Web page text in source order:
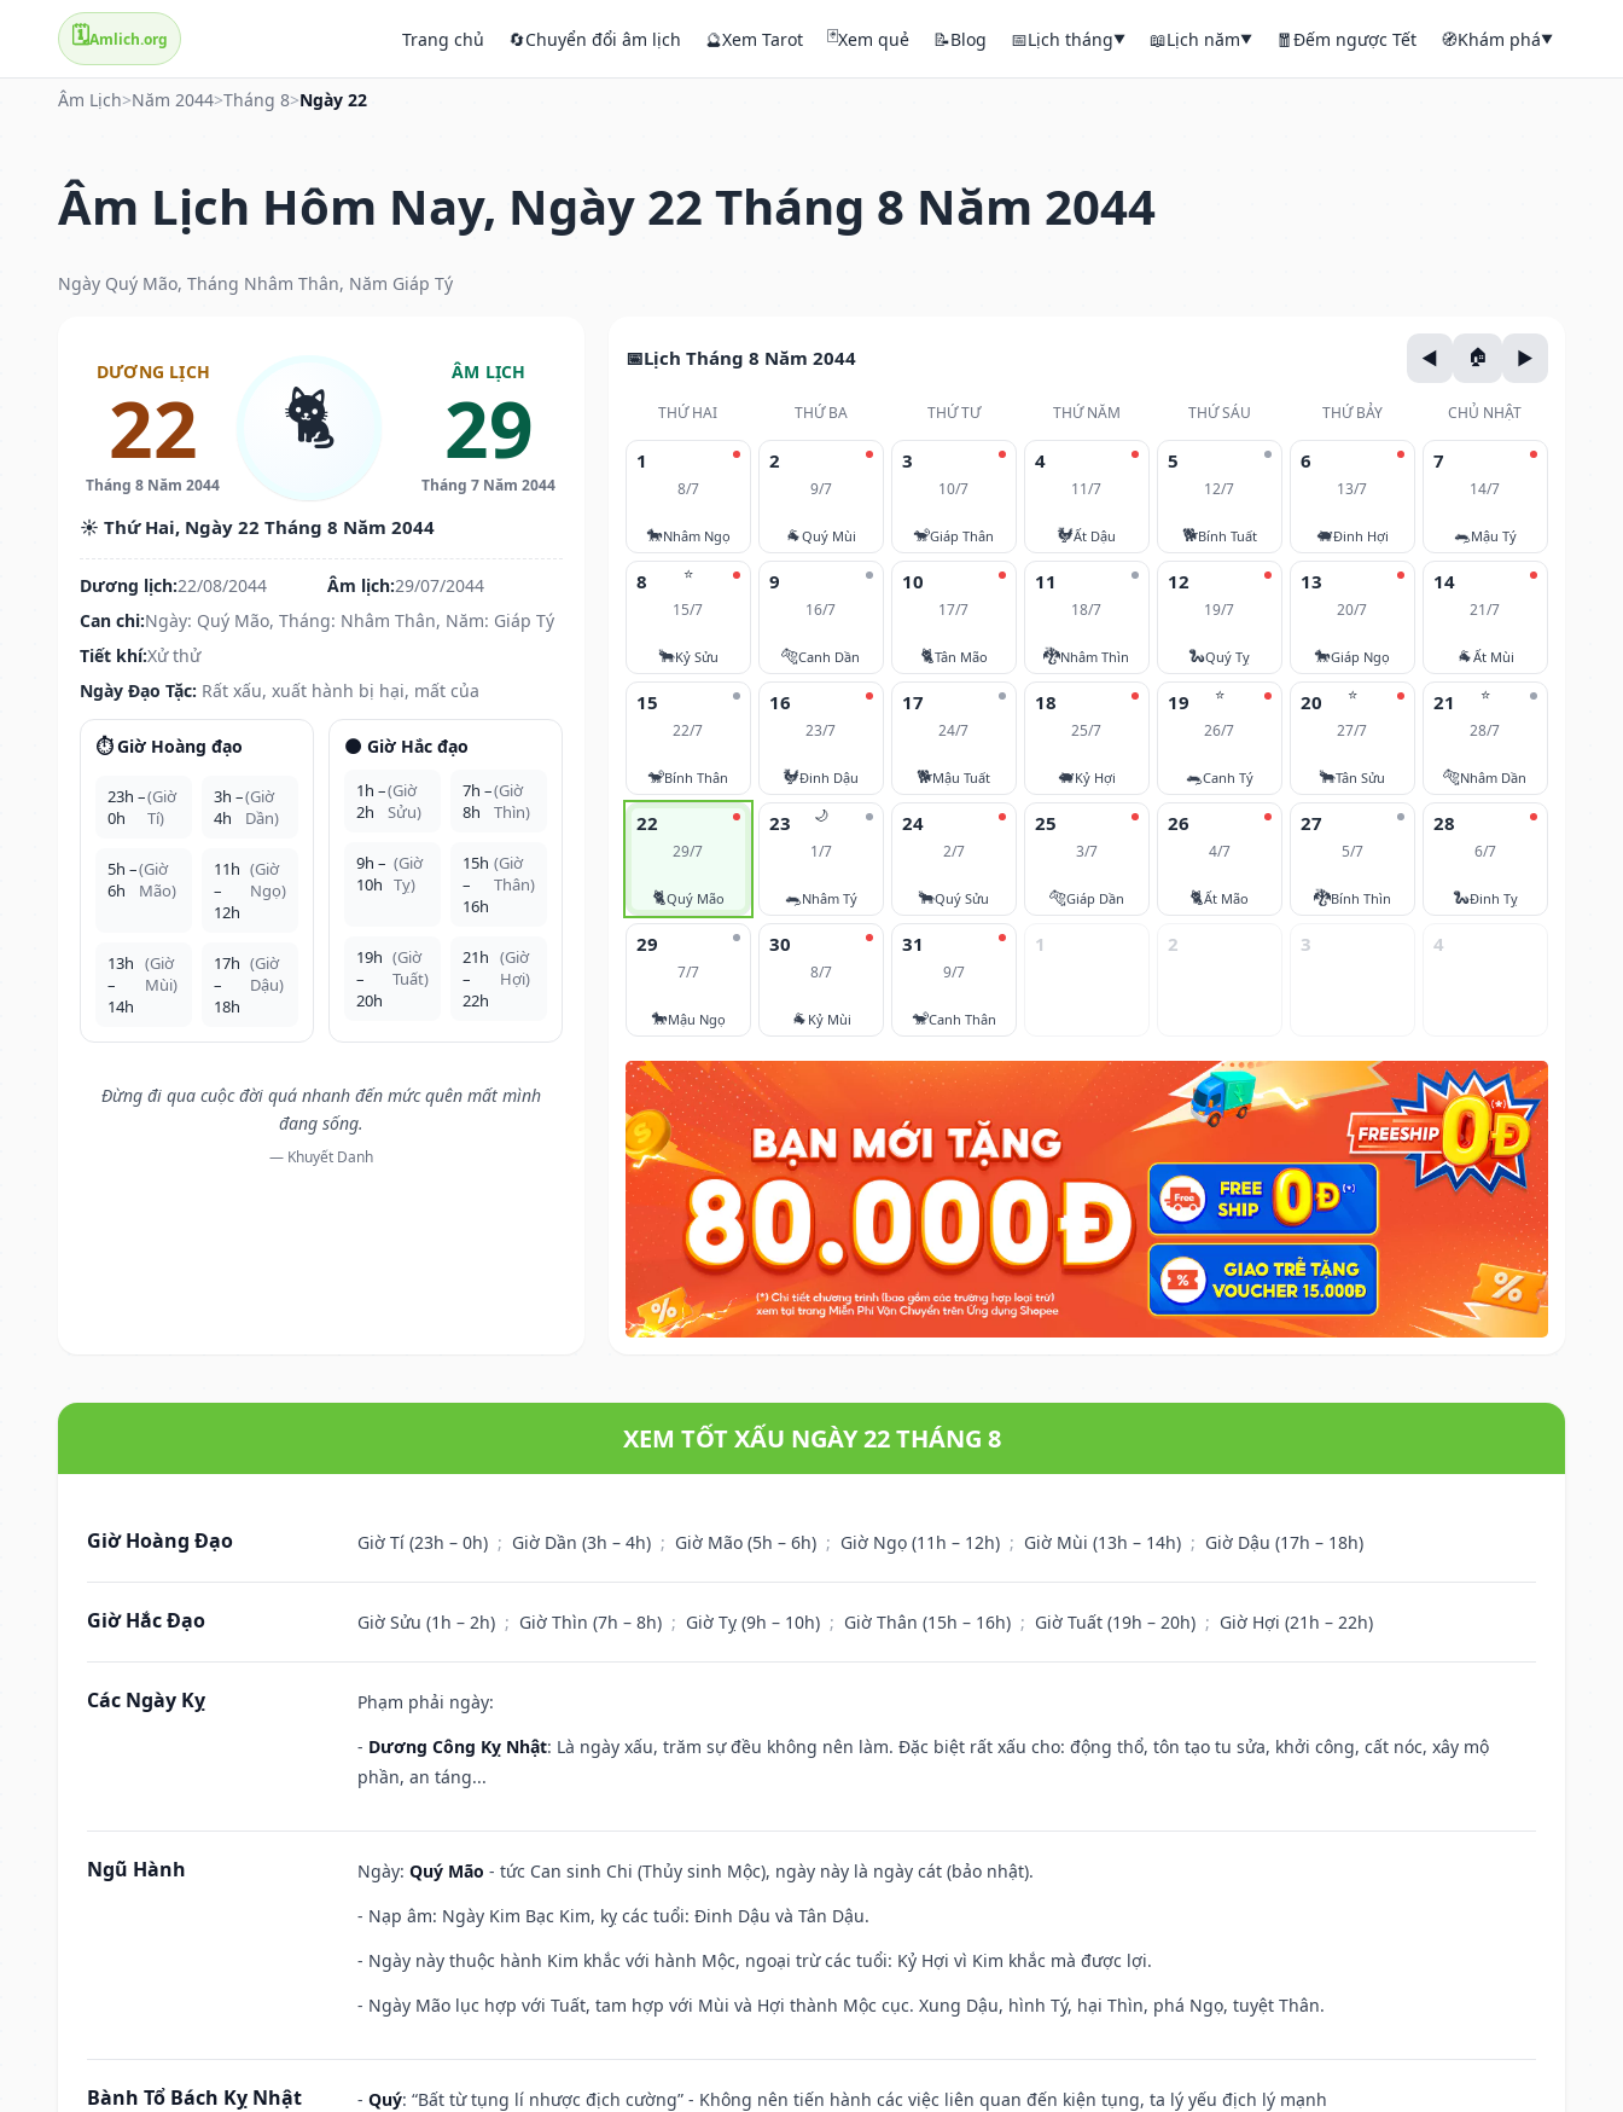
🗓️Amlich.org Trang chủ 🔄Chuyển đổi âm lịch 🔮Xem Tarot 🃏Xem quẻ 📝Blog 📅Lịch tháng▼ 📖Lịch năm▼ 🧧Đếm ngược Tết 🧭Khám phá▼
Âm Lịch>Năm 2044>Tháng 8>Ngày 22
Âm Lịch Hôm Nay, Ngày 22 Tháng 8 Năm 2044
Ngày Quý Mão, Tháng Nhâm Thân, Năm Giáp Tý
DƯƠNG LỊCH
22
Tháng 8 Năm 2044
🐈 ÂM LỊCH
29
Tháng 7 Năm 2044
☀️ Thứ Hai, Ngày 22 Tháng 8 Năm 2044
Dương lịch:22/08/2044 Âm lịch:29/07/2044
Can chi:Ngày: Quý Mão, Tháng: Nhâm Thân, Năm: Giáp Tý
Tiết khí:Xử thử
Ngày Đạo Tặc: Rất xấu, xuất hành bị hại, mất của
⏱️ Giờ Hoàng đạo
23h –
0h
(Giờ
Tí)
3h –
4h
(Giờ
Dần)
5h –
6h
(Giờ
Mão)
11h
–
12h
(Giờ
Ngọ)
13h
–
14h
(Giờ
Mùi)
17h
–
18h
(Giờ
Dậu)
🌑 Giờ Hắc đạo
1h –
2h
(Giờ
Sửu)
7h –
8h
(Giờ
Thìn)
9h –
10h
(Giờ
Tỵ)
15h
–
16h
(Giờ
Thân)
19h
–
20h
(Giờ
Tuất)
21h
–
22h
(Giờ
Hợi)
Đừng đi qua cuộc đời quá nhanh đến mức quên mất mình
đang sống.
— Khuyết Danh
Lịch Tháng 8 Năm 2044
THỨ HAI THỨ BA THỨ TƯ THỨ NĂM THỨ SÁU THỨ BẢY CHỦ NHẬT
1
8/7
🐎Nhâm Ngọ
2
9/7
🐐Quý Mùi
3
10/7
🐒Giáp Thân
4
11/7
🐓Ất Dậu
5
12/7
🐕Bính Tuất
6
13/7
🐖Đinh Hợi
7
14/7
🐀Mậu Tý
⭐
8
15/7
🐂Kỷ Sửu
9
16/7
🐅Canh Dần
10
17/7
🐈Tân Mão
11
18/7
🐉Nhâm Thìn
12
19/7
🐍Quý Tỵ
13
20/7
🐎Giáp Ngọ
14
21/7
🐐Ất Mùi
15
22/7
🐒Bính Thân
16
23/7
🐓Đinh Dậu
17
24/7
🐕Mậu Tuất
18
25/7
🐖Kỷ Hợi
⭐
19
26/7
🐀Canh Tý
⭐
20
27/7
🐂Tân Sửu
⭐
21
28/7
🐅Nhâm Dần
22
29/7
🐈Quý Mão
🌙
23
1/7
🐀Nhâm Tý
24
2/7
🐂Quý Sửu
25
3/7
🐅Giáp Dần
26
4/7
🐈Ất Mão
27
5/7
🐉Bính Thìn
28
6/7
🐍Đinh Tỵ
29
7/7
🐎Mậu Ngọ
30
8/7
🐐 Kỷ Mùi
31
9/7
🐒Canh Thân
1 2 3 4
XEM TỐT XẤU NGÀY 22 THÁNG 8
Giờ Hoàng Đạo Giờ Tí (23h – 0h) ; Giờ Dần (3h – 4h) ; Giờ Mão (5h – 6h) ; Giờ Ngọ (11h – 12h) ; Giờ Mùi (13h – 14h) ; Giờ Dậu (17h – 18h)
Giờ Hắc Đạo Giờ Sửu (1h – 2h) ; Giờ Thìn (7h – 8h) ; Giờ Tỵ (9h – 10h) ; Giờ Thân (15h – 16h) ; Giờ Tuất (19h – 20h) ; Giờ Hợi (21h – 22h)
Các Ngày Kỵ
Phạm phải ngày:
- Dương Công Kỵ Nhật: Là ngày xấu, trăm sự đều không nên làm. Đặc biệt rất xấu cho: động thổ, tôn tạo tu sửa, khởi công, cất nóc, xây mộ
phần, an táng...
Ngũ Hành Ngày: Quý Mão - tức Can sinh Chi (Thủy sinh Mộc), ngày này là ngày cát (bảo nhật).
- Nạp âm: Ngày Kim Bạc Kim, kỵ các tuổi: Đinh Dậu và Tân Dậu.
- Ngày này thuộc hành Kim khắc với hành Mộc, ngoại trừ các tuổi: Kỷ Hợi vì Kim khắc mà được lợi.
- Ngày Mão lục hợp với Tuất, tam hợp với Mùi và Hợi thành Mộc cục. Xung Dậu, hình Tý, hại Thìn, phá Ngọ, tuyệt Thân.
Bành Tổ Bách Kỵ Nhật - Quý: “Bất từ tụng lí nhược địch cường” - Không nên tiến hành các việc liên quan đến kiện tụng, ta lý yếu địch lý mạnh